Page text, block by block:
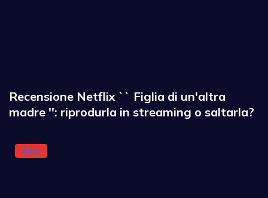
Recensione Netflix `` Figlia di un'altra
madre '': riprodurla in streaming o saltarla?
Altro